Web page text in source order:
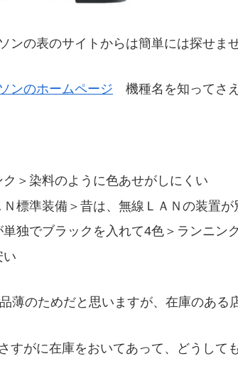
ンの表のサイトからは簡単には探せま
ンのホームページ 機種名を知ってさ
ク＞染料のように色あせがしにくい
標準装備＞昔は、無線ＬＡＮの装置が
単独でブラックを入れて4色＞ランニン
い
薄のためだと思いますが、在庫のある
すがに在庫をおいてあって、どうして